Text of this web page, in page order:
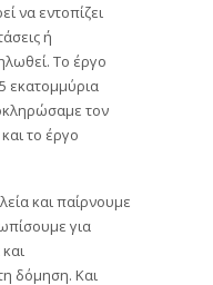
να εντοπίζει
ή
Το έργο
εκατομμύρια
τον
το έργο
και παίρνουμε
για
δόμηση. Και